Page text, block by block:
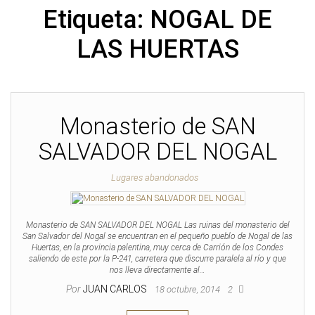
Etiqueta: NOGAL DE
LAS HUERTAS
Monasterio de SAN
SALVADOR DEL NOGAL
Lugares abandonados
Monasterio de SAN SALVADOR DEL NOGAL Las ruinas del monasterio del
San Salvador del Nogal se encuentran en el pequeño pueblo de Nogal de las
Huertas, en la provincia palentina, muy cerca de Carrión de los Condes
saliendo de este por la P-241, carretera que discurre paralela al río y que
nos lleva directamente al…
Por JUAN CARLOS 18 octubre, 2014 2